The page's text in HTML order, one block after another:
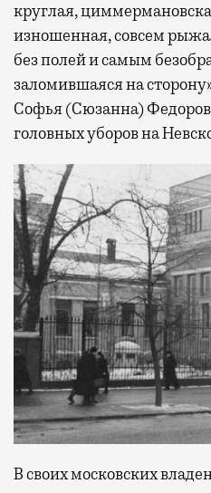
круглая,
изношенная, совсем
без полей и самым
заломившаяся на
Софья (Сюзанна)
головных уборов на
В своих московских